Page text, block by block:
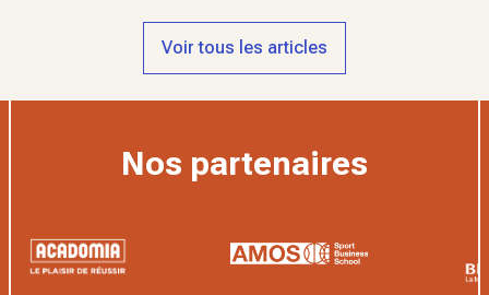
Voir tous les articles
Nos partenaires